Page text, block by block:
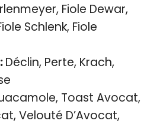
Fiole Dewar,
Schlenk, Fiole
Déclin, Perte, Krach,
Toast Avocat,
Velouté D’Avocat,